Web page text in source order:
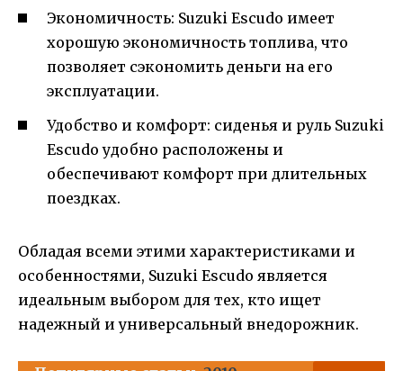
Экономичность: Suzuki Escudo имеет
хорошую экономичность топлива, что
позволяет сэкономить деньги на его
эксплуатации.
Удобство и комфорт: сиденья и руль Suzuki
Escudo удобно расположены и
обеспечивают комфорт при длительных
поездках.
Обладая всеми этими характеристиками и
особенностями, Suzuki Escudo является
идеальным выбором для тех, кто ищет
надежный и универсальный внедорожник.